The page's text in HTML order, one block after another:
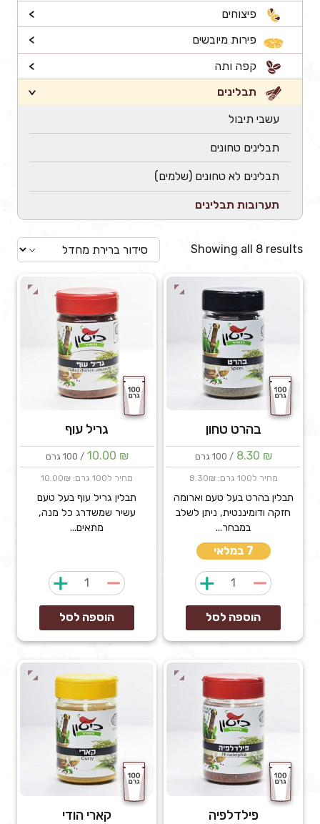
פיצוחים
>
פירות מיובשים
>
קפה ותה
>
תבלינים
>
עשבי תיבול
תבלינים טחונים
תבלינים לא טחונים (שלמים)
תערובות תבלינים
Showing all 8 results
בהרט טחון
8.30 ₪ / 100 גרם
מחיר ל100 גרם: 8.30₪
תבלין בהרט בעל טעם וארומה
חזקה ודומיננטית, ניתן לשלב
במבחר...
7 במלאי
כמות
של
בהרט
טחון
הוספה לסל
גריל עוף
10.00 ₪ / 100 גרם
מחיר ל100 גרם: 10.00₪
תבלין גריל עוף בעל טעם
עשיר שמשדרג כל מנה,
מתאים...
כמות
של
גריל
עוף
הוספה לסל
פילדלפיה קארי הודי